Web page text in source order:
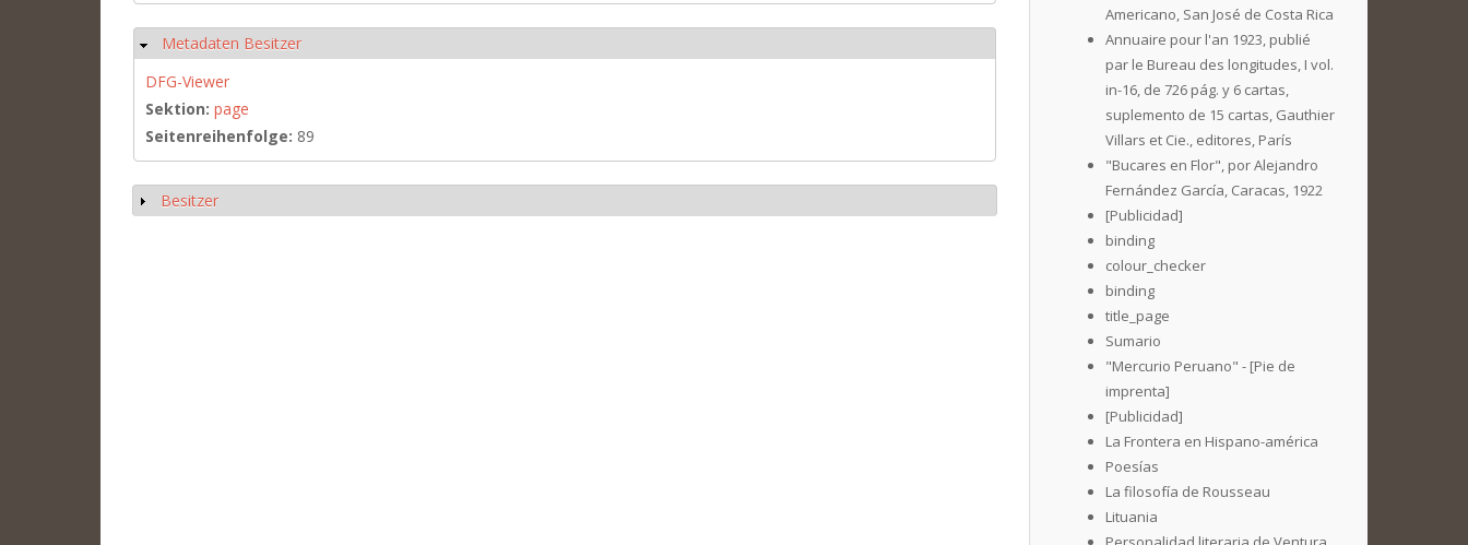
Ausblenden
Metadaten Besitzer
DFG-Viewer
Sektion: page
Seitenreihenfolge: 89
Anzeigen
Besitzer
Americano, San José de Costa Rica
Annuaire pour l'an 1923, publié
par le Bureau des longitudes, I vol.
in-16, de 726 pág. y 6 cartas,
suplemento de 15 cartas, Gauthier
Villars et Cie., editores, París
"Bucares en Flor", por Alejandro
Fernández García, Caracas, 1922
[Publicidad]
binding
colour_checker
binding
title_page
Sumario
"Mercurio Peruano" - [Pie de
imprenta]
[Publicidad]
La Frontera en Hispano-américa
Poesías
La filosofía de Rousseau
Lituania